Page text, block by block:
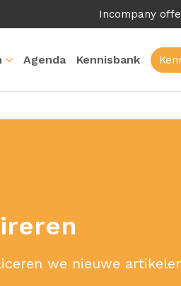
Incompany
Agenda Kennisbank
we nieuwe